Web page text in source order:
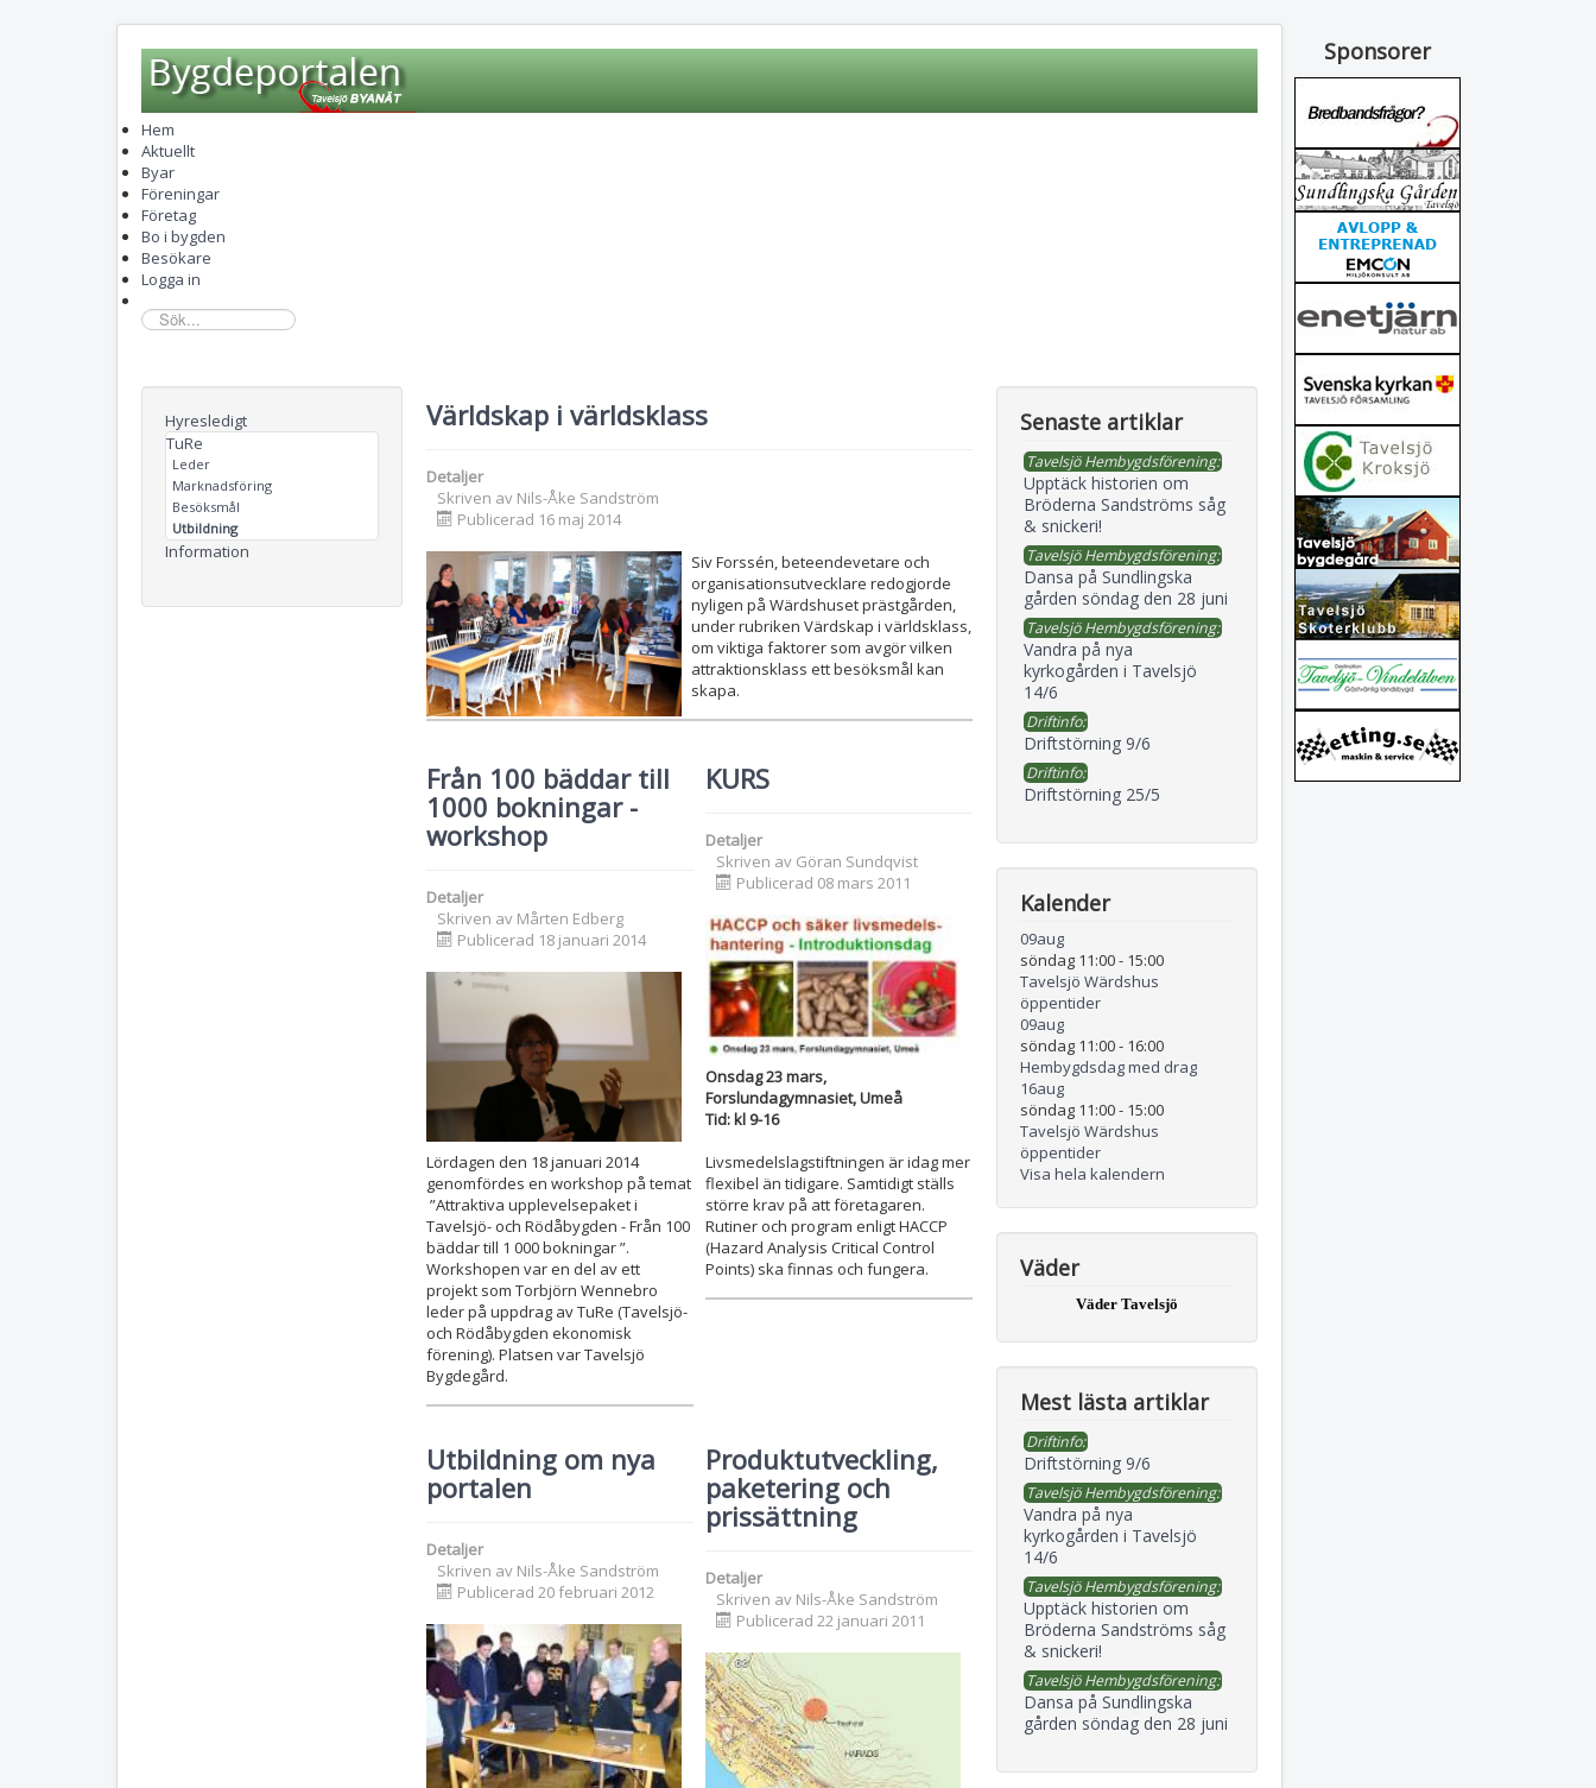
Hem
Aktuellt
Byar
Föreningar
Företag
Bo i bygden
Besökare
Logga in
sök...
Hyresledigt
TuRe
Leder
Marknadsföring
Besöksmål
Utbildning
Information
Världskap i världsklass
Detaljer
Skriven av Nils-Åke Sandström
Publicerad 16 maj 2014
Siv Forssén, beteendevetare och
organisationsutvecklare redogjorde
nyligen på Wärdshuset prästgården,
under rubriken Värdskap i världsklass,
om viktiga faktorer som avgör vilken
attraktionsklass ett besöksmål kan
skapa.
Från 100 bäddar till
1000 bokningar -
workshop
Detaljer
Skriven av Mårten Edberg
Publicerad 18 januari 2014
Lördagen den 18 januari 2014
genomfördes en workshop på temat
”Attraktiva upplevelsepaket i
Tavelsjö- och Rödåbygden - Från 100
bäddar till 1 000 bokningar ”.
Workshopen var en del av ett
projekt som Torbjörn Wennebro
leder på uppdrag av TuRe (Tavelsjö-
och Rödåbygden ekonomisk
förening). Platsen var Tavelsjö
Bygdegård.
KURS
Detaljer
Skriven av Göran Sundqvist
Publicerad 08 mars 2011
Onsdag 23 mars,
Forslundagymnasiet, Umeå
Tid: kl 9-16
Livsmedelslagstiftningen är idag mer
flexibel än tidigare. Samtidigt ställs
större krav på att företagaren.
Rutiner och program enligt HACCP
(Hazard Analysis Critical Control
Points) ska finnas och fungera.
Utbildning om nya
portalen
Detaljer
Skriven av Nils-Åke Sandström
Publicerad 20 februari 2012
Produktutveckling,
paketering och
prissättning
Detaljer
Skriven av Nils-Åke Sandström
Publicerad 22 januari 2011
Senaste artiklar
Tavelsjö Hembygdsförening:
Upptäck historien om
Bröderna Sandströms såg
& snickeri!
Tavelsjö Hembygdsförening:
Dansa på Sundlingska
gården söndag den 28 juni
Tavelsjö Hembygdsförening:
Vandra på nya
kyrkogården i Tavelsjö
14/6
Driftinfo:
Driftstörning 9/6
Driftinfo:
Driftstörning 25/5
Kalender
09aug
söndag 11:00- 15:00
Tavelsjö Wärdshus
öppentider
09aug
söndag 11:00- 16:00
Hembygdsdag med drag
16aug
söndag 11:00- 15:00
Tavelsjö Wärdshus
öppentider
Visa hela kalendern
Väder
Väder Tavelsjö
Mest lästa artiklar
Driftinfo:
Driftstörning 9/6
Tavelsjö Hembygdsförening:
Vandra på nya
kyrkogården i Tavelsjö
14/6
Tavelsjö Hembygdsförening:
Upptäck historien om
Bröderna Sandströms såg
& snickeri!
Tavelsjö Hembygdsförening:
Dansa på Sundlingska
gården söndag den 28 juni
Sponsorer